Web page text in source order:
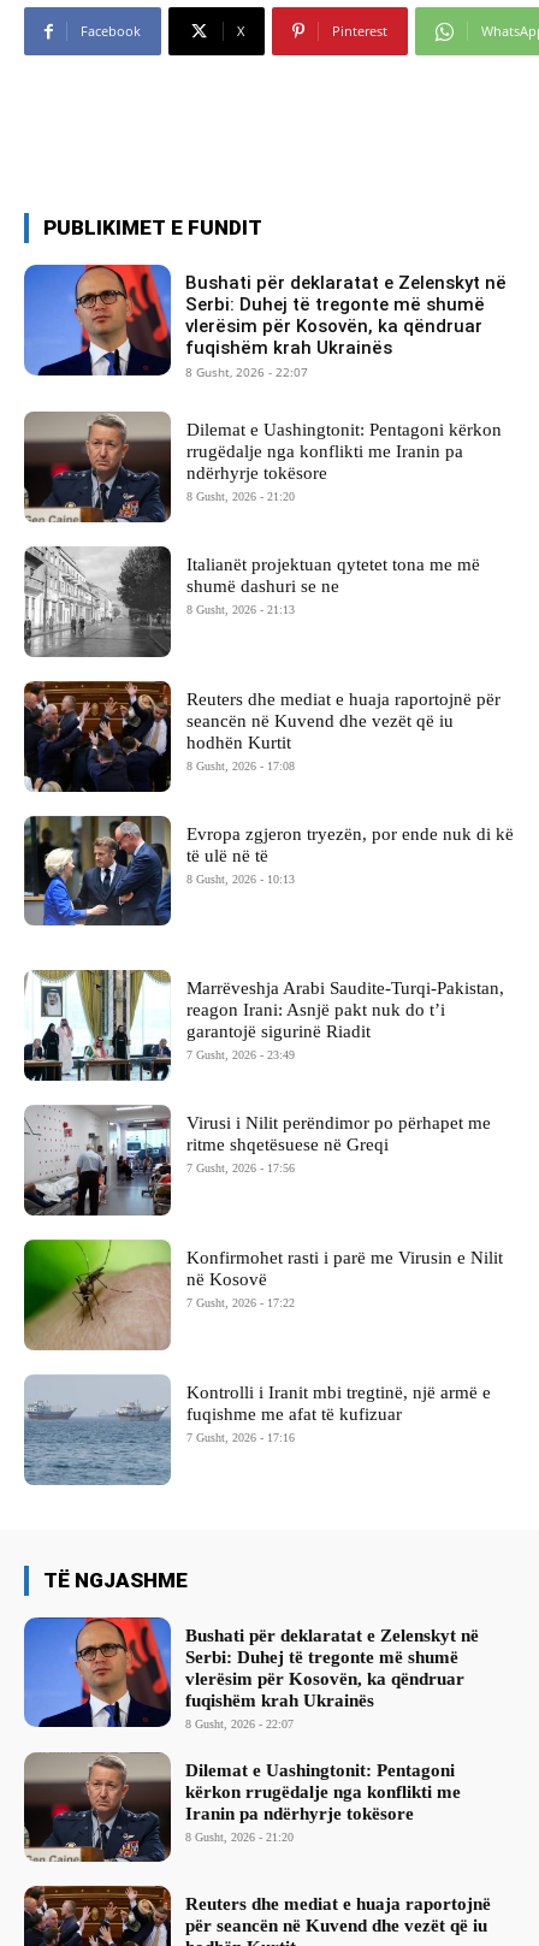
Facebook X Pinterest
PUBLIKIMET E FUNDIT
Bushati për deklaratat e Zelenskyt në
Serbi: Duhej të tregonte më shumë
vlerësim për Kosovën, ka qëndruar
fuqishëm krah Ukrainës
8 Gusht, 2026 - 22:07
Dilemat e Uashingtonit: Pentagoni kërkon
rrugëdalje nga konflikti me Iranin pa
ndërhyrje tokësore
8 Gusht, 2026 - 21:20
Italianët projektuan qytetet tona me më
shumë dashuri se ne
8 Gusht, 2026 - 21:13
Reuters dhe mediat e huaja raportojnë për
seancën në Kuvend dhe vezët që iu
hodhën Kurtit
8 Gusht, 2026 - 17:08
Evropa zgjeron tryezën, por ende nuk di kë
të ulë në të
8 Gusht, 2026 - 10:13
Marrëveshja Arabi Saudite-Turqi-Pakistan,
reagon Irani: Asnjë pakt nuk do t’i
garantojë sigurinë Riadit
7 Gusht, 2026 - 23:49
Virusi i Nilit perëndimor po përhapet me
ritme shqetësuese në Greqi
7 Gusht, 2026 - 17:56
Konfirmohet rasti i parë me Virusin e Nilit
në Kosovë
7 Gusht, 2026 - 17:22
Kontrolli i Iranit mbi tregtinë, një armë e
fuqishme me afat të kufizuar
7 Gusht, 2026 - 17:16
TË NGJASHME
Bushati për deklaratat e Zelenskyt në
Serbi: Duhej të tregonte më shumë
vlerësim për Kosovën, ka qëndruar
fuqishëm krah Ukrainës
8 Gusht, 2026 - 22:07
Dilemat e Uashingtonit: Pentagoni
kërkon rrugëdalje nga konflikti me
Iranin pa ndërhyrje tokësore
8 Gusht, 2026 - 21:20
Reuters dhe mediat e huaja raportojnë
për seancën në Kuvend dhe vezët që iu